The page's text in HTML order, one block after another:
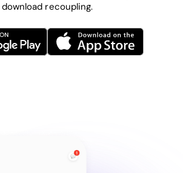
download recoupling.